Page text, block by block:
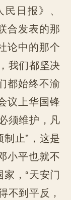
日报》、
合发表的那
论中的那个
我们都坚决
都始终不渝
议上华国锋
须维护，凡
止”，这是
小平也就不
，“天安门
不到平反，